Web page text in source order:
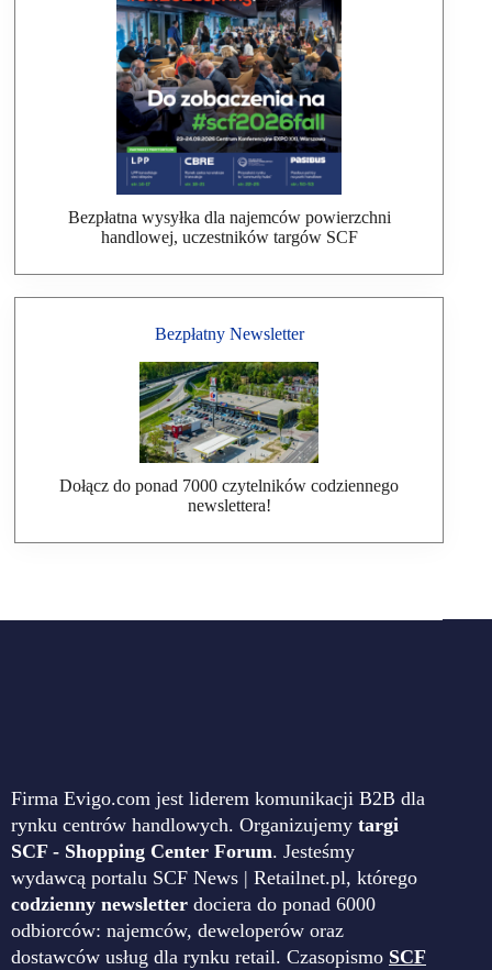
Bezpłatna wysyłka dla najemców powierzchni
handlowej, uczestników targów SCF
Bezpłatny Newsletter
Dołącz do ponad 7000 czytelników codziennego
newslettera!
Firma Evigo.com jest liderem komunikacji B2B dla
rynku centrów handlowych. Organizujemy targi
SCF - Shopping Center Forum. Jesteśmy
wydawcą portalu SCF News | Retailnet.pl, którego
codzienny newsletter dociera do ponad 6000
odbiorców: najemców, deweloperów oraz
dostawców usług dla rynku retail. Czasopismo SCF